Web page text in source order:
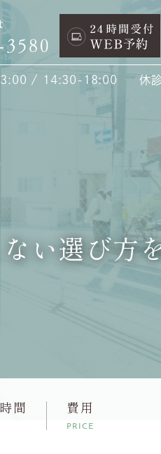
/ 14:30-18:00 休
い選び方
間 費用
PRICE